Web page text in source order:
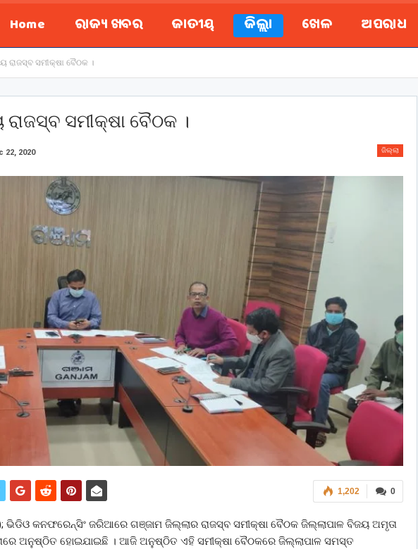
Home ରାଜ୍ୟ ଖବର ଜାତୀୟ ଜିଲ୍ଲା ଖେଳ ଅପରାଧ
ରାଜସ୍ବ ସମୀକ୍ଷା ବୈଠକ ।
ସମୀକ୍ଷା ବୈଠକ ।
ଜିଲ୍ଲା
22, 2020
0
1,202
ଭିଡିଓ କନଫରେନ୍ସିଂ ଜରିଆରେ ଗଞ୍ଜାମ ଜିଲ୍ଲାର ରାଜସ୍ବ ସମୀକ୍ଷା ବୈଠକ ଜିଲ୍ଲାପାଳ ବିଜୟ ଅମୃତା
ଅନୁଷ୍ଠିତ ହୋଇଯାଇଛି । ଆଜି ଅନୁଷ୍ଠିତ ଏହି ସମୀକ୍ଷା ବୈଠକରେ ଜିଲ୍ଲାପାଳ ସମସ୍ତ